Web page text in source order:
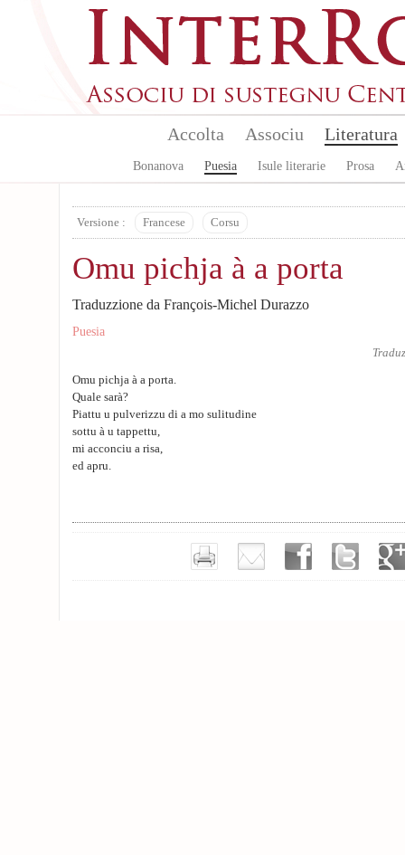
Accolta Associu Literatura
Bonanova Puesia Isule literarie Prosa
Versione : Francese Corsu
Omu pichja à a porta
Traduzzione da François-Michel Durazzo
Puesia
Omu pichja à a porta.
Quale sarà?
Piattu u pulverizzu di a mo sulitudine
sottu à u tappettu,
mi acconciu a risa,
ed apru.